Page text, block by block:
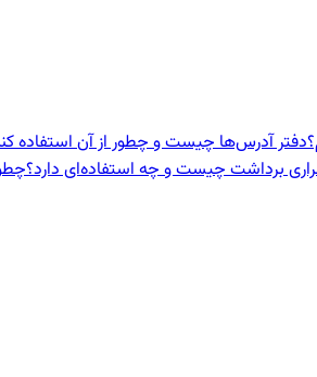
دفتر آدرس‌ها چیست و چطور از آن استفاده
برداشت چیست و چه استفاده‌ای دارد؟